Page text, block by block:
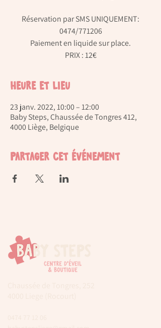
Réservation par SMS UNIQUEMENT:
0474/771206
Paiement en liquide sur place.
PRIX : 12€
Heure et lieu
23 janv. 2022, 10:00 – 12:00
Baby Steps, Chaussée de Tongres 412,
4000 Liège, Belgique
Partager cet événement